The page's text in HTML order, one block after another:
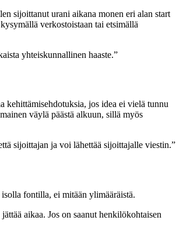
sijoittanut urani aikana monen eri alan start
verkostoistaan tai etsimällä
yhteiskunnallinen haaste.”
kehittämisehdotuksia, jos idea ei vielä tunnu
väylä päästä alkuun, sillä myös
sijoittajan ja voi lähettää sijoittajalle viestin.”
fontilla, ei mitään ylimääräistä.
aikaa. Jos on saanut henkilökohtaisen